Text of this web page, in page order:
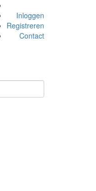
Inloggen
Registreren
Contact